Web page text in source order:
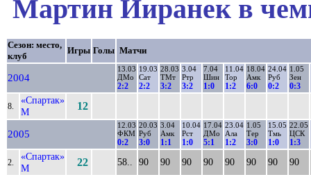
Мартин Йиранек в
Сезон: место,
клуб
Игры Голы Матчи
2004
13.03
ДМо
2:2
19.03
Сат
2:2
28.03
ТМт
3:2
3.04
Ртр
3:2
7.04
Шин
1:0
11.04
Тор
1:2
18.04
Амк
6:0
24.04
Руб
0:2
1.05
Зен
0:3
8.
«Спартак»
М
12
2005
12.03
ФКМ
0:2
20.03
Руб
3:0
3.04
Амк
1:1
10.04
Рст
1:0
17.04
ДМо
5:1
23.04
Ала
1:2
1.05
Тер
3:0
15.05
Тмь
1:0
22.05
ЦСК
1:3
2.
«Спартак»
М
22 58.. 90 90 90 90 90 90 90 90